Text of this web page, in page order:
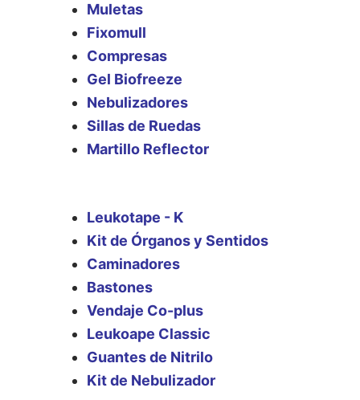
Muletas
Fixomull
Compresas
Gel Biofreeze
Nebulizadores
Sillas de Ruedas
Martillo Reflector
Leukotape - K
Kit de Órganos y Sentidos
Caminadores
Bastones
Vendaje Co-plus
Leukoape Classic
Guantes de Nitrilo
Kit de Nebulizador